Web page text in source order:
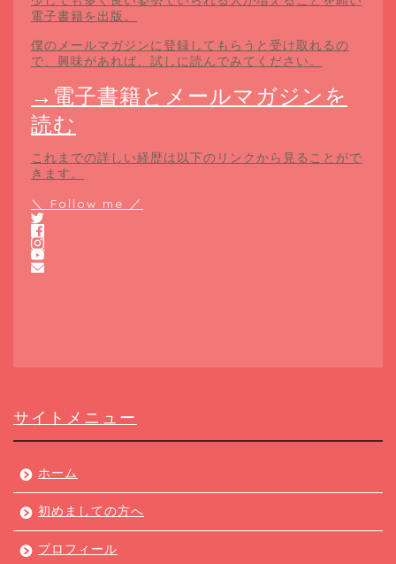
電子書籍を出版。
僕のメールマガジンに登録してもらうと受け取れるの
で、興味があれば、試しに読んでみてください。
→電子書籍とメールマガジンを
読む
これまでの詳しい経歴は以下のリンクから見ることがで
きます。
＼ Follow me ／
サイトメニュー
ホーム
初めましての方へ
プロフィール